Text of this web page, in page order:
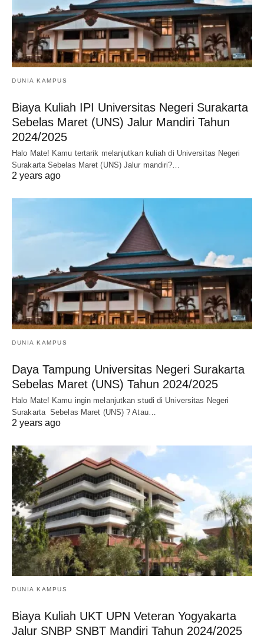
DUNIA KAMPUS
Biaya Kuliah IPI Universitas Negeri Surakarta
Sebelas Maret (UNS) Jalur Mandiri Tahun
2024/2025
Halo Mate! Kamu tertarik melanjutkan kuliah di Universitas Negeri
Surakarta Sebelas Maret (UNS) Jalur mandiri?…
2 years ago
DUNIA KAMPUS
Daya Tampung Universitas Negeri Surakarta
Sebelas Maret (UNS) Tahun 2024/2025
Halo Mate! Kamu ingin melanjutkan studi di Universitas Negeri
Surakarta Sebelas Maret (UNS) ? Atau…
2 years ago
DUNIA KAMPUS
Biaya Kuliah UKT UPN Veteran Yogyakarta
Jalur SNBP SNBT Mandiri Tahun 2024/2025